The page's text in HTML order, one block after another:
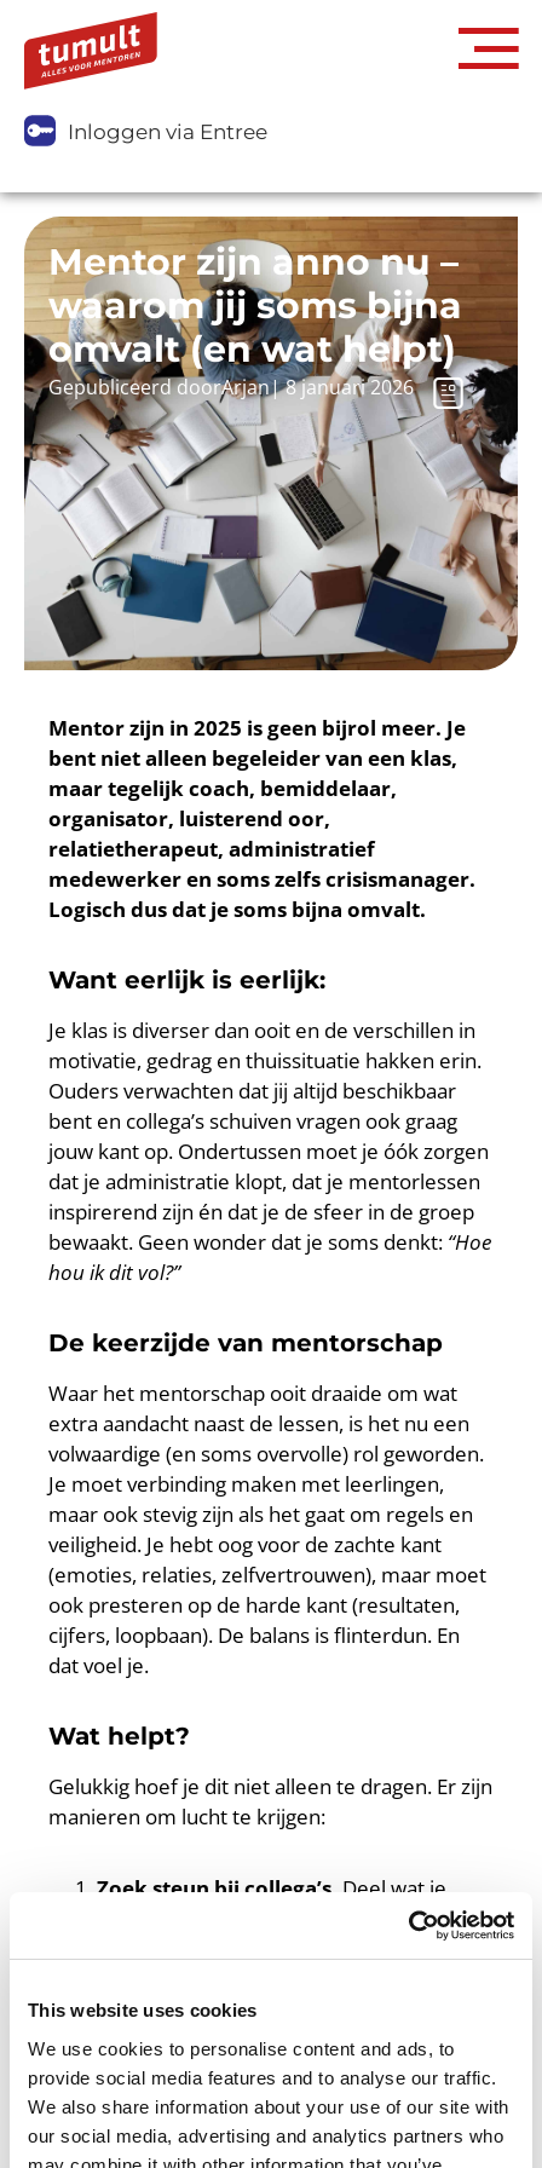
This website uses cookies
We use cookies to personalise content and ads, to
provide social media features and to analyse our traffic.
We also share information about your use of our site with
our social media, advertising and analytics partners who
Inloggen via Entree
Mentor zijn anno nu –
waarom jij soms bijna
omvalt (en wat helpt)
Gepubliceerd doorArjan|8 januari 2026
Mentor zijn in 2025 is geen bijrol meer. Je
bent niet alleen begeleider van een klas,
maar tegelijk coach, bemiddelaar,
organisator, luisterend oor,
relatietherapeut, administratief
medewerker en soms zelfs crisismanager.
Logisch dus dat je soms bijna omvalt.
Want eerlijk is eerlijk:
Je klas is diverser dan ooit en de verschillen in
motivatie, gedrag en thuissituatie hakken erin.
Ouders verwachten dat jij altijd beschikbaar
bent en collega’s schuiven vragen ook graag
jouw kant op. Ondertussen moet je óók zorgen
dat je administratie klopt, dat je mentorlessen
inspirerend zijn én dat je de sfeer in de groep
bewaakt. Geen wonder dat je soms denkt: “Hoe
hou ik dit vol?”
De keerzijde van mentorschap
Waar het mentorschap ooit draaide om wat
extra aandacht naast de lessen, is het nu een
volwaardige (en soms overvolle) rol geworden.
Je moet verbinding maken met leerlingen,
maar ook stevig zijn als het gaat om regels en
veiligheid. Je hebt oog voor de zachte kant
(emoties, relaties, zelfvertrouwen), maar moet
ook presteren op de harde kant (resultaten,
cijfers, loopbaan). De balans is flinterdun. En
dat voel je.
Wat helpt?
Gelukkig hoef je dit niet alleen te dragen. Er zijn
manieren om lucht te krijgen:
Zoek steun bij collega’s. Deel wat je
meemaakt, ontdek dat je niet de enige
slimme digitale tools of creatieve
werkvormen kunnen je werk niet alleen
makkelijker, maar ook leuker maken.
Sta stil bij je eigen rol.Mentor zijn
betekent niet dat je alles oplost; het
betekent dat je begeleidt, doorverwijst en